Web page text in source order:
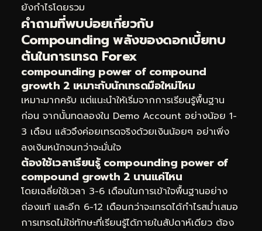
ยังกำไรโดยรวม
คำถามที่พบบ่อยเกี่ยวกับ
Compounding พลังของดอกเบี้ยทบ
ต้นในการเทรด Forex
compounding power of compound
growth 2 เหมาะกับนักเทรดมือใหม่ไหม
เหมาะมากครับ แต่แนะนำให้เริ่มจากการเรียนรู้พื้นฐาน
ก่อน จากนั้นทดลองใน Demo Account อย่างน้อย 1-
3 เดือน แล้วจึงค่อยเทรดจริงด้วยเงินน้อยๆ อย่าเพิ่ง
ลงเงินหนักจนกว่าจะมั่นใจ
ต้องใช้เวลาเรียนรู้ compounding power of
compound growth 2 นานแค่ไหน
โดยเฉลี่ยใช้เวลา 3-6 เดือนในการเข้าใจพื้นฐานอย่าง
ถ่องแท้ และอีก 6-12 เดือนกว่าจะเทรดได้กำไรสม่ำเสมอ
การเทรดไม่ใช่ทักษะที่เรียนรู้ได้ภายในสัปดาห์เดียว ต้อง